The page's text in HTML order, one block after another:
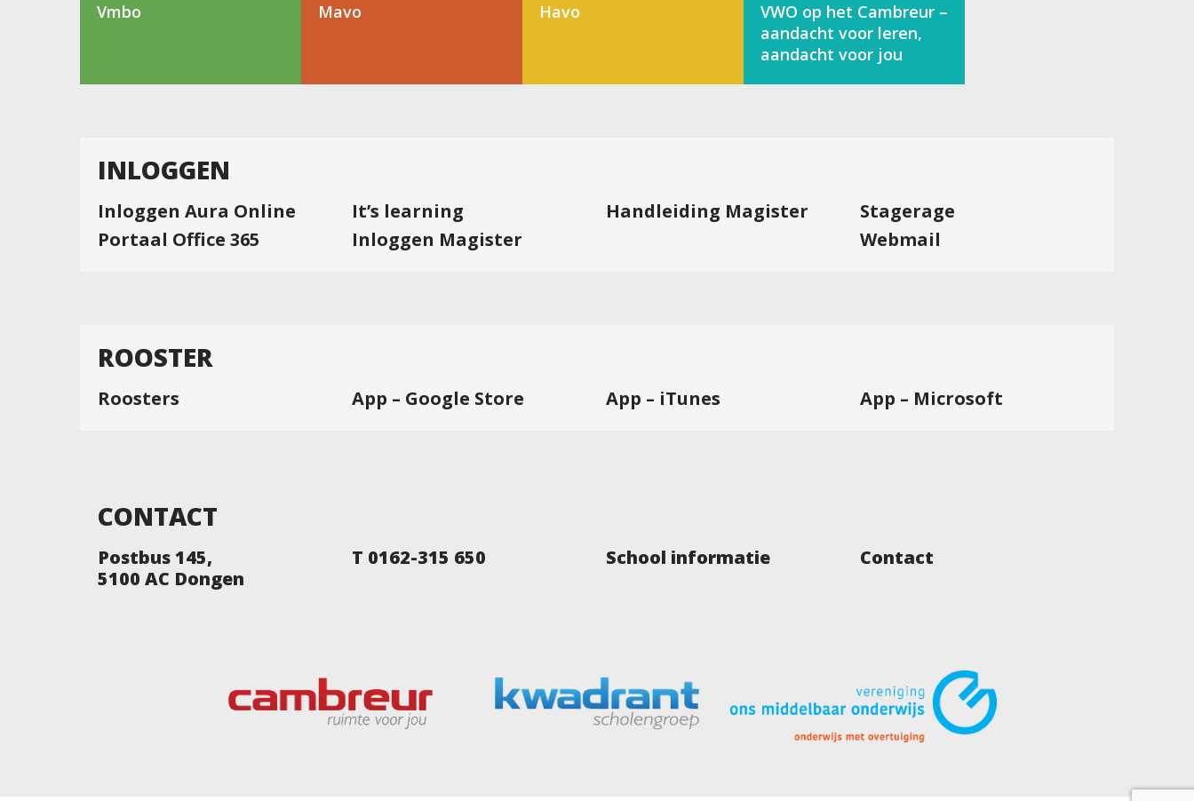
Vmbo Mavo Havo
VWO op het Cambreur –
aandacht voor leren,
aandacht voor jou
INLOGGEN
Inloggen Aura Online
It’s learning
Inloggen Magister
Handleiding Magister
Stagerage
Webmail
Portaal Office 365
ROOSTER
Roosters App – Google Store App – iTunes App – Microsoft
CONTACT
Postbus 145,
5100 AC Dongen
T 0162-315 650 School informatie Contact